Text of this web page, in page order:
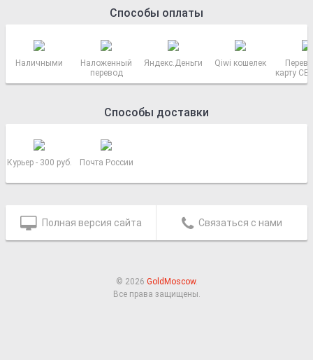
Способы оплаты
Наличными
Наложенный
перевод
Яндекс.Деньги Qiwi кошелек
карту
Способы доставки
Курьер - 300 руб. Почта России
Полная версия сайта Связаться с нами
© 2026 GoldMoscow.
Все права защищены.